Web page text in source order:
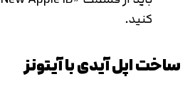
کنید.
ساخت اپل آیدی با آیتونز